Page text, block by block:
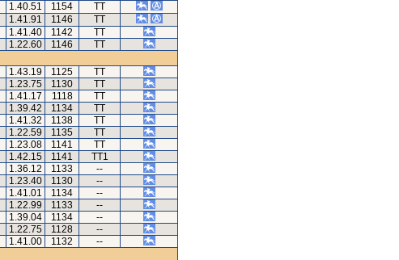
1.40.51 1154
TT
1.41.91 1146
TT
1.41.40 1142
TT
1.22.60 1146
TT
1.43.19 1125
TT
1.23.75 1130
TT
1.41.17 1118
TT
1.39.42 1134
TT
1.41.32 1138
TT
1.22.59 1135
TT
1.23.08 1141
TT
1.42.15 1141
TT1
1.36.12 1133
--
1.23.40 1130
--
1.41.01 1134
--
1.22.99 1133
--
1.39.04 1134
--
1.22.75 1128
--
1.41.00 1132
--